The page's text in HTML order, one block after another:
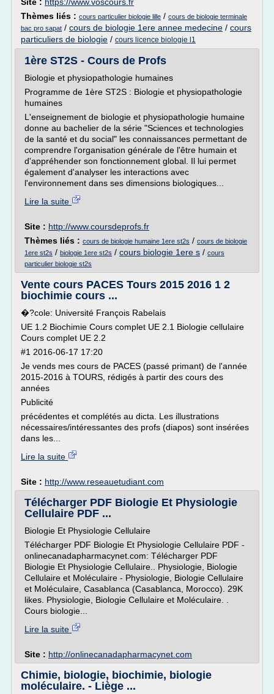
Thèmes liés : cours particulier biologie lille / cours de biologie terminale
bac pro sapat / cours de biologie 1ere annee medecine / cours
particuliers de biologie / cours licence biologie l1
1ère ST2S - Cours de Profs
Biologie et physiopathologie humaines
Programme de 1ère ST2S : Biologie et physiopathologie
humaines
L'enseignement de biologie et physiopathologie humaine
donne au bachelier de la série "Sciences et technologies
de la santé et du social" les connaissances permettant de
comprendre l'organisation générale de l'être humain et
d'appréhender son fonctionnement global. Il lui permet
également d'analyser les interactions avec
l'environnement dans ses dimensions biologiques...
Lire la suite
Site : http://www.coursdeprofs.fr
Thèmes liés : cours de biologie humaine 1ere st2s / cours de biologie
1ere st2s / biologie 1ere st2s / cours biologie 1ere s / cours
particulier biologie st2s
Vente cours PACES Tours 2015 2016 1 2
biochimie cours ...
�?cole: Université François Rabelais
UE 1.2 Biochimie Cours complet UE 2.1 Biologie cellulaire
Cours complet UE 2.2
#1 2016-06-17 17:20
Je vends mes cours de PACES (passé primant) de l'année
2015-2016 à TOURS, rédigés à partir des cours des
années
Publicité
précédentes et complétés au dicta. Les illustrations
nécessaires/intéressantes des profs (diapos) sont insérées
dans les...
Lire la suite
Site : http://www.reseauetudiant.com
Télécharger PDF Biologie Et Physiologie
Cellulaire PDF ...
Biologie Et Physiologie Cellulaire
Télécharger PDF Biologie Et Physiologie Cellulaire PDF -
onlinecanadapharmacynet.com: Télécharger PDF
Biologie Et Physiologie Cellulaire.. Physiologie, Biologie
Cellulaire et Moléculaire - Physiologie, Biologie Cellulaire
et Moléculaire, Casablanca (Casablanca, Morocco). 29K
likes. Physiologie, Biologie Cellulaire et Moléculaire. .
Cours biologie...
Lire la suite
Site : http://onlinecanadapharmacynet.com
Chimie, biologie, biochimie, biologie
moléculaire. - Liège ...